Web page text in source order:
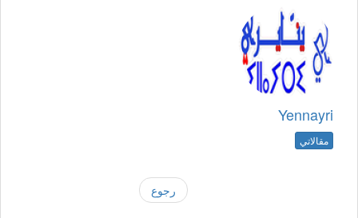
Yennayri
مقالاتي
رجوع